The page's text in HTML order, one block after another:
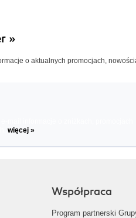
»
o aktualnych promocjach,
więcej »
Współpraca
Program partnerski